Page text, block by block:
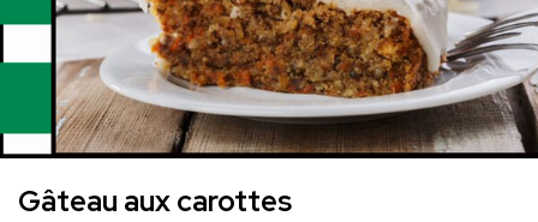
Gâteau aux carottes